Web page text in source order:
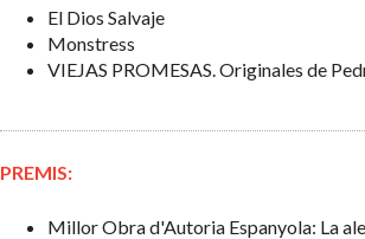
El Dios Salvaje
Monstress
VIEJAS PROMESAS. Originales de
PREMIS:
Millor Obra d'Autoria Espanyola: La